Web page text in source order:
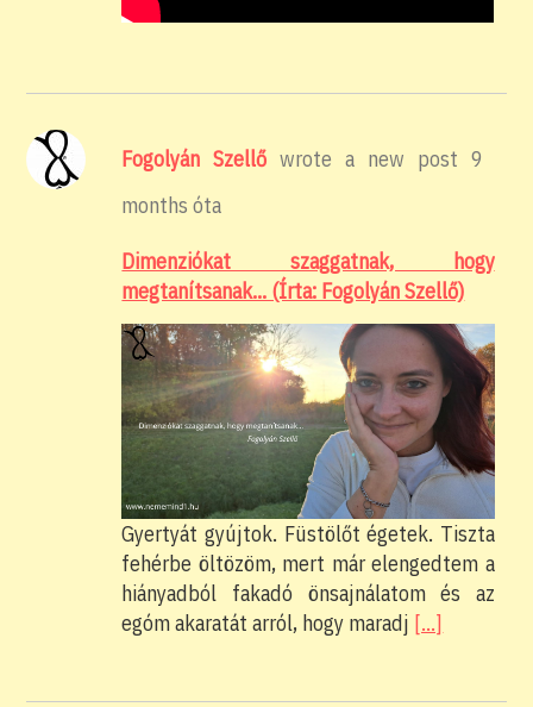
Fogolyán Szellő wrote a new post 9
months óta
Dimenziókat szaggatnak, hogy
megtanítsanak… (Írta: Fogolyán Szellő)
Gyertyát gyújtok. Füstölőt égetek. Tiszta
fehérbe öltözöm, mert már elengedtem a
hiányadból fakadó önsajnálatom és az
egóm akaratát arról, hogy maradj […]